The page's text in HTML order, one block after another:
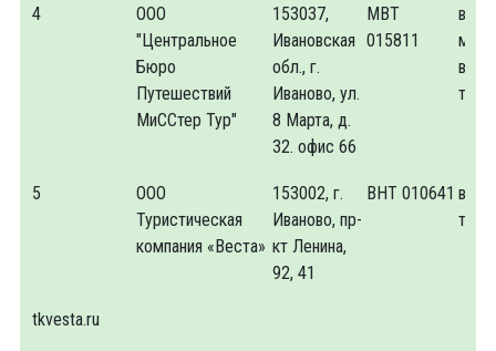
4
ООО
"Центральное
Бюро
Путешествий
МиССтер Тур"
153037,
Ивановская
обл., г.
Иваново, ул.
8 Марта, д.
32. офис 66
МВТ
015811
5
ООО
Туристическая
компания «Веста»
153002, г.
Иваново, пр-
кт Ленина,
92, 41
ВНТ 010641
tkvesta.ru